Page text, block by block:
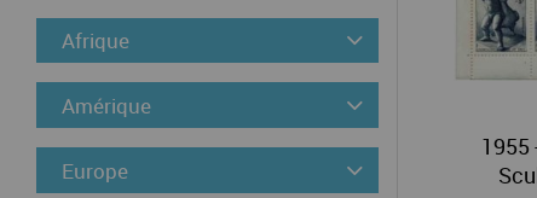
Afrique
Amérique
Europe
1955